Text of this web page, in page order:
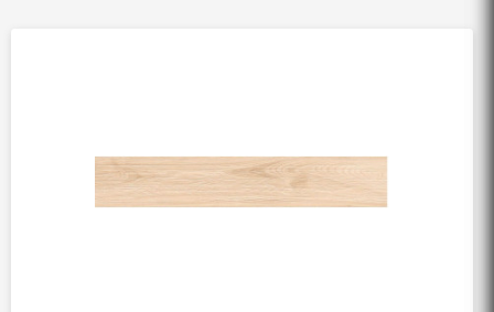
Ordem Alfabética